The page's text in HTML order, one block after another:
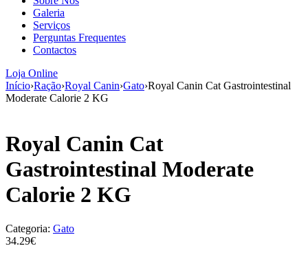
Galeria
Serviços
Perguntas Frequentes
Contactos
Loja Online
Início›Ração›Royal Canin›Gato›Royal Canin Cat Gastrointestinal
Moderate Calorie 2 KG
Royal Canin Cat
Gastrointestinal Moderate
Calorie 2 KG
Categoria: Gato
34.29€
aumenta a
probabilidade
de ver
conteúdo e
ofertas